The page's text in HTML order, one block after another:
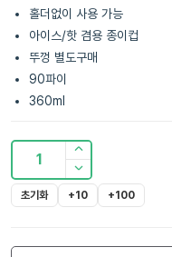
홀더없이 사용 가능
아이스/핫 겸용 종이컵
뚜껑 별도구매
90파이
360ml
1
초기화 +10 +100